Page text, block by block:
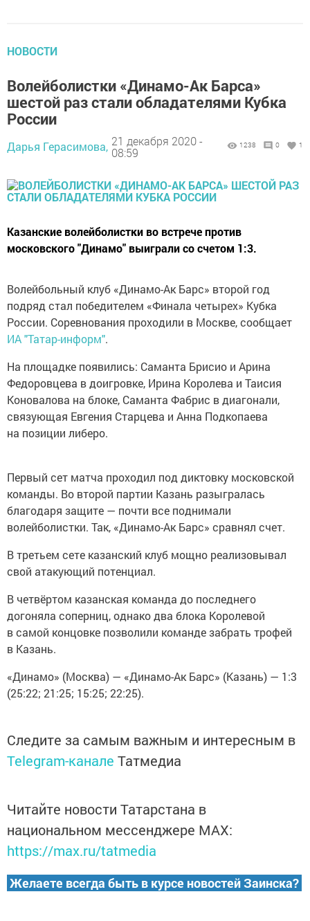
НОВОСТИ
Волейболистки «Динамо-Ак Барса»
шестой раз стали обладателями Кубка
России
Дарья Герасимова, 21 декабря 2020 -
08:59
1238 0 1
Казанские волейболистки во встрече против
московского "Динамо" выиграли со счетом 1:3.
Волейбольный клуб «Динамо-Ак Барс» второй год
подряд стал победителем «Финала четырех» Кубка
России. Соревнования проходили в Москве, сообщает
ИА "Татар-информ".
На площадке появились: Саманта Брисио и Арина
Федоровцева в доигровке, Ирина Королева и Таисия
Коновалова на блоке, Саманта Фабрис в диагонали,
связующая Евгения Старцева и Анна Подкопаева
на позиции либеро.
Первый сет матча проходил под диктовку московской
команды. Во второй партии Казань разыгралась
благодаря защите — почти все поднимали
волейболистки. Так, «Динамо-Ак Барс» сравнял счет.
В третьем сете казанский клуб мощно реализовывал
свой атакующий потенциал.
В четвёртом казанская команда до последнего
догоняла соперниц, однако два блока Королевой
в самой концовке позволили команде забрать трофей
в Казань.
«Динамо» (Москва) — «Динамо-Ак Барс» (Казань) — 1:3
(25:22; 21:25; 15:25; 22:25).
Следите за самым важным и интересным в
Telegram-канале Татмедиа
Читайте новости Татарстана в
национальном мессенджере MАХ:
https://max.ru/tatmedia
Желаете всегда быть в курсе новостей Заинска?